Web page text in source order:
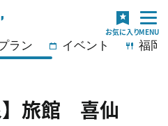
ラン イベント 福岡
】旅館 喜仙